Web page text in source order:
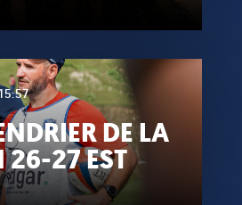
DE LA
26-27 EST